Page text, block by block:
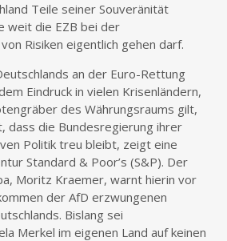
Teile seiner Souveränität
weit die EZB bei der
Risiken eigentlich gehen darf.
an der Euro-Rettung
Eindruck in vielen Krisenländern,
des Währungsraums gilt,
dass die Bundesregierung ihrer
Politik treu bleibt, zeigt eine
Standard & Poor’s (S&P). Der
Moritz Kraemer, warnt hierin vor
der AfD erzwungenen
Bislang sei
Merkel im eigenen Land auf keinen